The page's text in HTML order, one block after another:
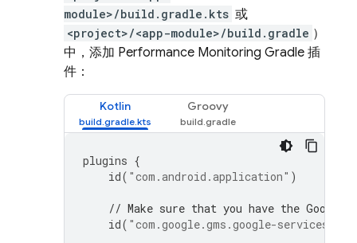
module>/build.gradle.kts 或
<project>/<app-module>/build.gradle ）
中，添加 Performance Monitoring Gradle 插
件：
Kotlin Groovy
plugins {
id( "com.android.application" )
// Make sure that you have the Google
id( "com.google.gms.google-services"